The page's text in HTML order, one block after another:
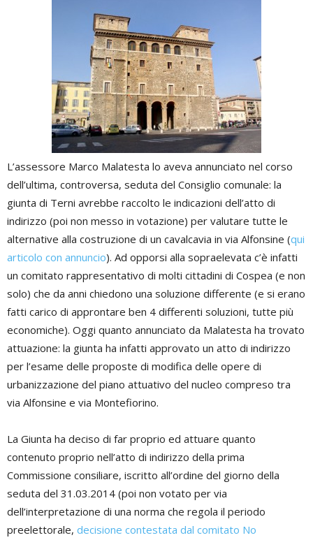
L’assessore Marco Malatesta lo aveva annunciato nel corso
dell’ultima, controversa, seduta del Consiglio comunale: la
giunta di Terni avrebbe raccolto le indicazioni dell’atto di
indirizzo (poi non messo in votazione) per valutare tutte le
alternative alla costruzione di un cavalcavia in via Alfonsine (qui
articolo con annuncio). Ad opporsi alla sopraelevata c’è infatti
un comitato rappresentativo di molti cittadini di Cospea (e non
solo) che da anni chiedono una soluzione differente (e si erano
fatti carico di approntare ben 4 differenti soluzioni, tutte più
economiche). Oggi quanto annunciato da Malatesta ha trovato
attuazione: la giunta ha infatti approvato un atto di indirizzo
per l’esame delle proposte di modifica delle opere di
urbanizzazione del piano attuativo del nucleo compreso tra
via Alfonsine e via Montefiorino.
La Giunta ha deciso di far proprio ed attuare quanto
contenuto proprio nell’atto di indirizzo della prima
Commissione consiliare, iscritto all’ordine del giorno della
seduta del 31.03.2014 (poi non votato per via
dell’interpretazione di una norma che regola il periodo
preelettorale, decisione contestata dal comitato No